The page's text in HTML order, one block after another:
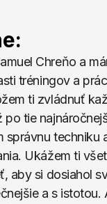
Chreňo a
tréningov a
ti zvládnuť
po tie
správnu techniku
Ukážem ti
aby si dosiahol
a s